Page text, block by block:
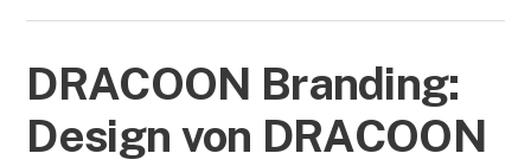
DRACOON Branding:
Design von DRACOON